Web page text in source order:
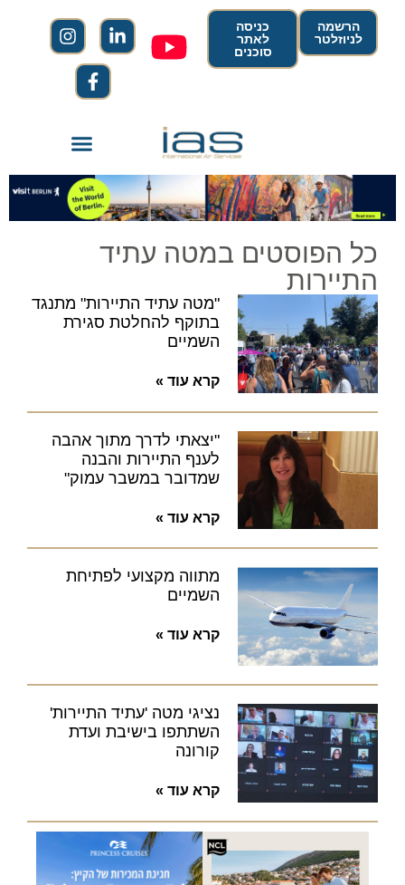
הרשמה
לניוזלטר
כניסה
לאתר
סוכנים
כל הפוסטים במטה עתיד
התיירות
"מטה עתיד התיירות" מתנגד
בתוקף להחלטת סגירת
השמיים
קרא עוד »
"יצאתי לדרך מתוך אהבה
לענף התיירות והבנה
שמדובר במשבר עמוק"
קרא עוד »
מתווה מקצועי לפתיחת
השמיים
קרא עוד »
נציגי מטה 'עתיד התיירות'
השתתפו בישיבת ועדת
קורונה
קרא עוד »